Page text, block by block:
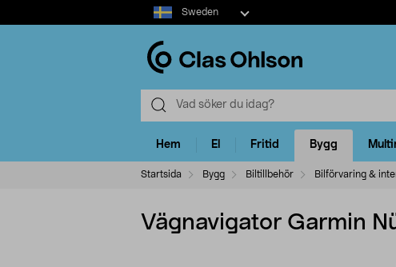
Select
market
Sweden
Hem El Fritid Bygg
Startsida Bygg Biltillbehör Bilförvaring &
Vägnavigator Garmin